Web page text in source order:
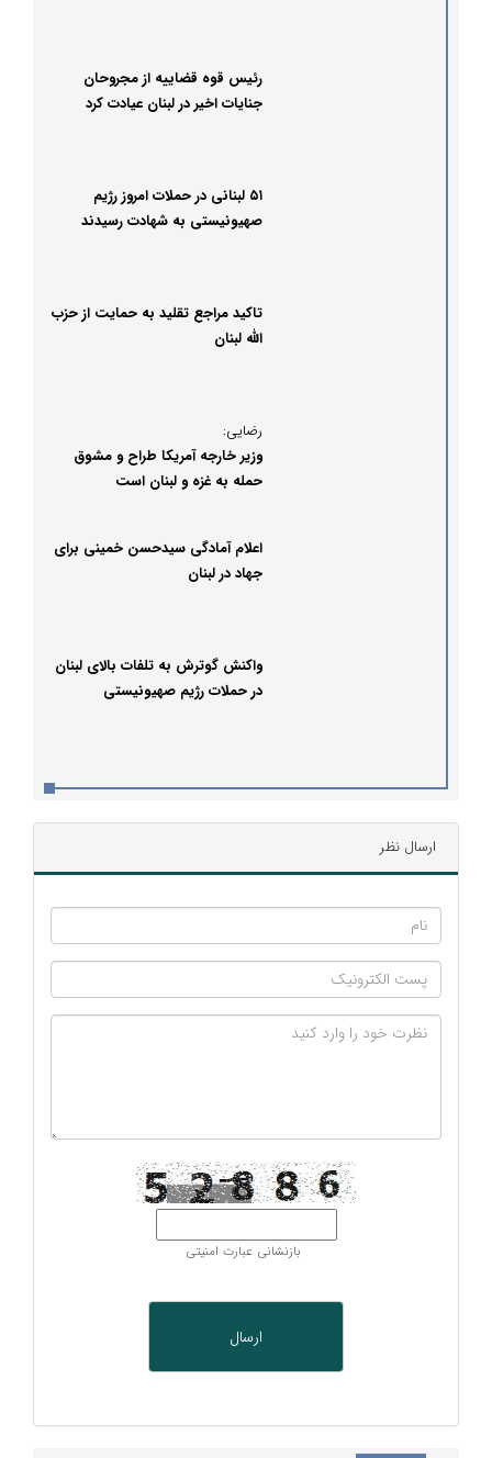
رئیس قوه قضاییه از مجروحان
جنایات اخیر در لبنان عیادت کرد
۵۱ لبنانی در حملات امروز رژیم
صهیونیستی به شهادت رسیدند
تاکید مراجع تقلید به حمایت از حزب
الله لبنان
رضایی:
وزیر خارجه آمریکا طراح و مشوق
حمله به غزه و لبنان است
اعلام آمادگی سیدحسن خمینی برای
جهاد در لبنان
واکنش گوترش به تلفات بالای لبنان
در حملات رژیم صهیونیستی
ارسال نظر
بازنشانی عبارت امنیتی